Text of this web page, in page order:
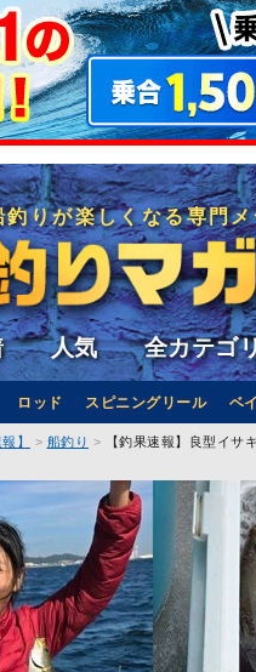
釣りが楽しくなる専門
人気 全カテゴ
ロッド スピニングリール ベ
】 船釣り
【釣果速報】良型イサ